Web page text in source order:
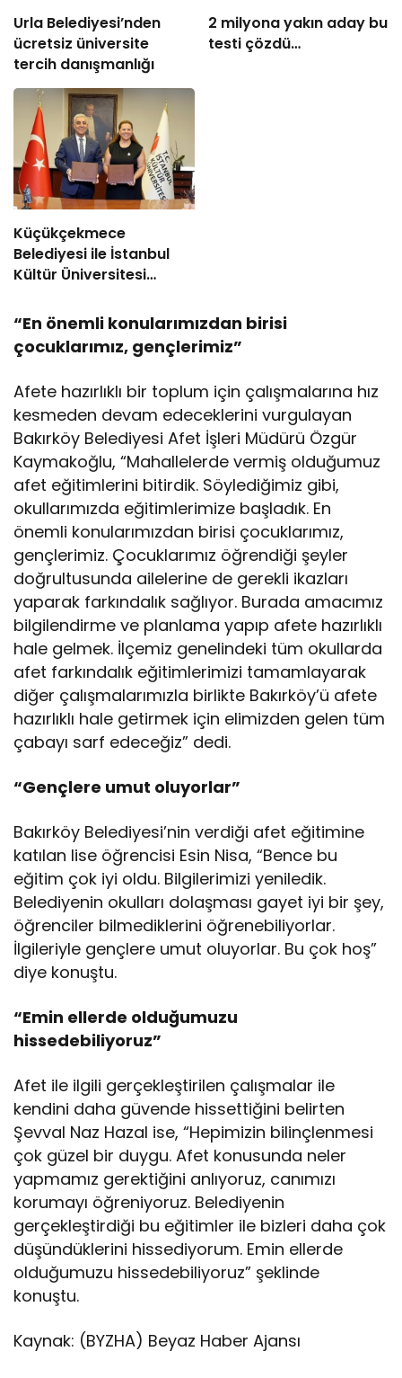
Urla Belediyesi’nden
ücretsiz üniversite
tercih danışmanlığı
2 milyona yakın aday bu
testi çözdü…
Küçükçekmece
Belediyesi ile İstanbul
Kültür Üniversitesi
Alanında İş Birliği
“En önemli konularımızdan birisi
çocuklarımız, gençlerimiz”
Afete hazırlıklı bir toplum için çalışmalarına hız
kesmeden devam edeceklerini vurgulayan
Bakırköy Belediyesi Afet İşleri Müdürü Özgür
Kaymakoğlu, “Mahallelerde vermiş olduğumuz
afet eğitimlerini bitirdik. Söylediğimiz gibi,
okullarımızda eğitimlerimize başladık. En
önemli konularımızdan birisi çocuklarımız,
gençlerimiz. Çocuklarımız öğrendiği şeyler
doğrultusunda ailelerine de gerekli ikazları
yaparak farkındalık sağlıyor. Burada amacımız
bilgilendirme ve planlama yapıp afete hazırlıklı
hale gelmek. İlçemiz genelindeki tüm okullarda
afet farkındalık eğitimlerimizi tamamlayarak
diğer çalışmalarımızla birlikte Bakırköy’ü afete
hazırlıklı hale getirmek için elimizden gelen tüm
çabayı sarf edeceğiz” dedi.
“Gençlere umut oluyorlar”
Bakırköy Belediyesi’nin verdiği afet eğitimine
katılan lise öğrencisi Esin Nisa, “Bence bu
eğitim çok iyi oldu. Bilgilerimizi yeniledik.
Belediyenin okulları dolaşması gayet iyi bir şey,
öğrenciler bilmediklerini öğrenebiliyorlar.
İlgileriyle gençlere umut oluyorlar. Bu çok hoş”
diye konuştu.
“Emin ellerde olduğumuzu
hissedebiliyoruz”
Afet ile ilgili gerçekleştirilen çalışmalar ile
kendini daha güvende hissettiğini belirten
Şevval Naz Hazal ise, “Hepimizin bilinçlenmesi
çok güzel bir duygu. Afet konusunda neler
yapmamız gerektiğini anlıyoruz, canımızı
korumayı öğreniyoruz. Belediyenin
gerçekleştirdiği bu eğitimler ile bizleri daha çok
düşündüklerini hissediyorum. Emin ellerde
olduğumuzu hissedebiliyoruz” şeklinde
konuştu.
Kaynak: (BYZHA) Beyaz Haber Ajansı